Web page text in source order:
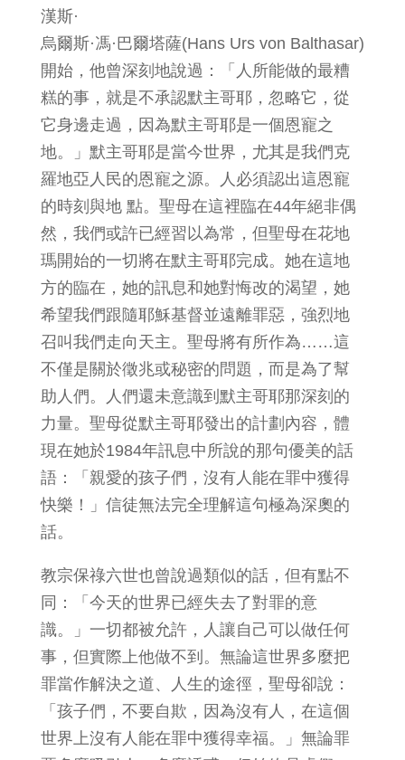
漢斯·
烏爾斯·馮·巴爾塔薩(Hans Urs von Balthasar)
開始，他曾深刻地說過：「人所能做的最糟
糕的事，就是不承認默主哥耶，忽略它，從
它身邊走過，因為默主哥耶是一個恩寵之
地。」默主哥耶是當今世界，尤其是我們克
羅地亞人民的恩寵之源。人必須認出這恩寵
的時刻與地 點。聖母在這裡臨在44年絕非偶
然，我們或許已經習以為常，但聖母在花地
瑪開始的一切將在默主哥耶完成。她在這地
方的臨在，她的訊息和她對悔改的渴望，她
希望我們跟隨耶穌基督並遠離罪惡，強烈地
召叫我們走向天主。聖母將有所作為……這
不僅是關於徵兆或秘密的問題，而是為了幫
助人們。人們還未意識到默主哥耶那深刻的
力量。聖母從默主哥耶發出的計劃內容，體
現在她於1984年訊息中所說的那句優美的話
語：「親愛的孩子們，沒有人能在罪中獲得
快樂！」信徒無法完全理解這句極為深奧的
話。
教宗保祿六世也曾說過類似的話，但有點不
同：「今天的世界已經失去了對罪的意
識。」一切都被允許，人讓自己可以做任何
事，但實際上他做不到。無論這世界多麼把
罪當作解決之道、人生的途徑，聖母卻說：
「孩子們，不要自欺，因為沒有人，在這個
世界上沒有人能在罪中獲得幸福。」無論罪